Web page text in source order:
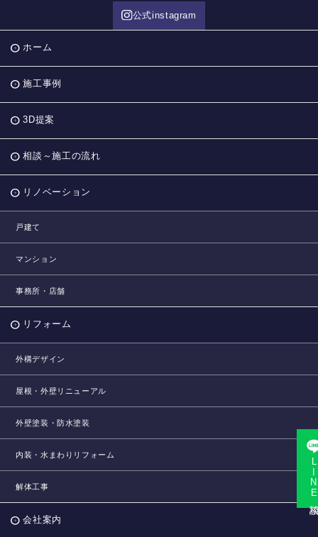
公式instagram
ホーム
施工事例
3D提案
相談～施工の流れ
リノベーション
戸建て
マンション
事務所・店舗
リフォーム
外構デザイン
屋根・外壁リニューアル
外壁塗装・防水塗装
内装・水まわりリフォーム
解体工事
会社案内